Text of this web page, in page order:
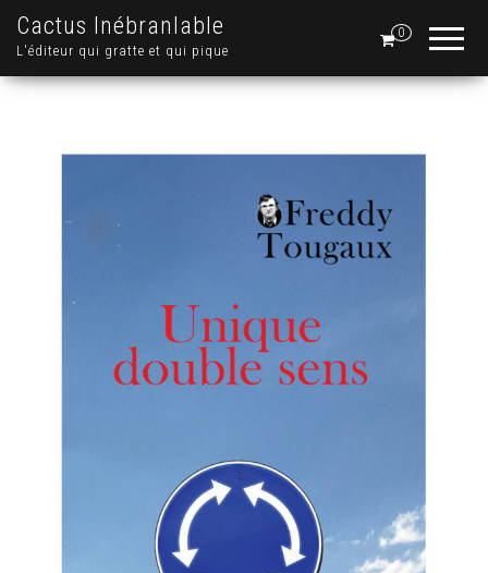
Cactus Inébranlable
L'éditeur qui gratte et qui pique
0